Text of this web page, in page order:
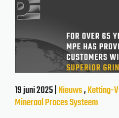
19 juni 2025 |Nieuws,Ketting-
MineraalProces Systeem